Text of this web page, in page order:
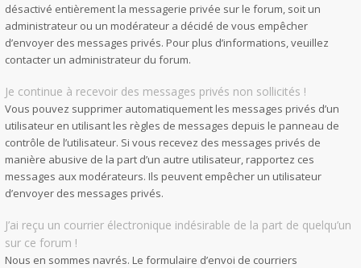
désactivé entièrement la messagerie privée sur le forum, soit un
administrateur ou un modérateur a décidé de vous empêcher
d’envoyer des messages privés. Pour plus d’informations, veuillez
contacter un administrateur du forum.
Je continue à recevoir des messages privés non sollicités !
Vous pouvez supprimer automatiquement les messages privés d’un
utilisateur en utilisant les règles de messages depuis le panneau de
contrôle de l’utilisateur. Si vous recevez des messages privés de
manière abusive de la part d’un autre utilisateur, rapportez ces
messages aux modérateurs. Ils peuvent empêcher un utilisateur
d’envoyer des messages privés.
J’ai reçu un courrier électronique indésirable de la part de quelqu’un
sur ce forum !
Nous en sommes navrés. Le formulaire d’envoi de courriers